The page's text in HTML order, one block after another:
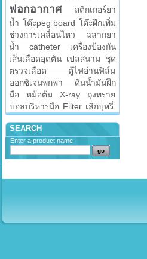
ฟอกอากาศ
สติกเกอร์ยา
น้ำ โต๊ะpeg board โต๊ะฝึกเพิ่ม
ช่วงการเคลื่อนไหว
ฉลากยา
น้ำ
catheter
เครื่องป้องกัน
เส้นเลือดอุดตัน เปลสนาม
ชุด
ตรวจเลือด
ตู้ไฟอ่านฟิล์ม
ออกซิเจนพกพา
ดินน้ำมันฝึก
มือ
หม้อต้ม X-ray
ถุงทราย
บอลบริหารมือ Filter เลิกบุหรี่
SEARCH
Enter a product name